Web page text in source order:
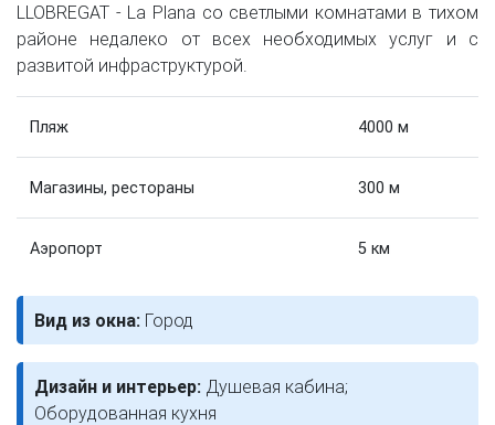
LLOBREGAT - La Plana со светлыми комнатами в тихом
районе недалеко от всех необходимых услуг и с
развитой инфраструктурой.
Пляж 4000 м
Магазины, рестораны 300 м
Аэропорт 5 км
Вид из окна: Город
Дизайн и интерьер: Душевая кабина;
Оборудованная кухня